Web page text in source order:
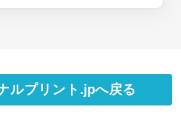
ルプリント.jpへ戻る